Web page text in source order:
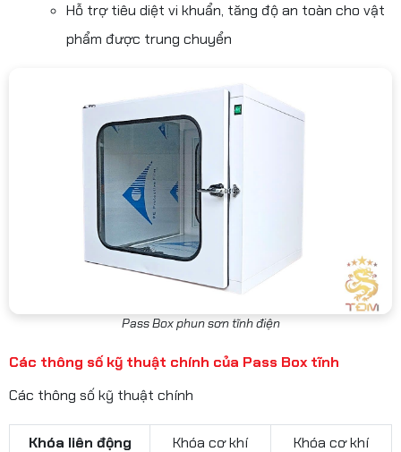
Hỗ trợ tiêu diệt vi khuẩn, tăng độ an toàn cho vật
phẩm được trung chuyển
Pass Box phun sơn tĩnh điện
Các thông số kỹ thuật chính của Pass Box tĩnh
Các thông số kỹ thuật chính
Khóa liên động Khóa cơ khí Khóa cơ khí